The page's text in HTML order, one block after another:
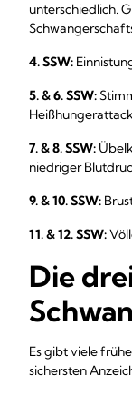
unterschiedlich.
4. SSW:
5. & 6. SSW:
7. & 8. SSW:
niedriger
9. & 10. SSW:
11. & 12. SSW:
Die
Es gibt viele
sichersten